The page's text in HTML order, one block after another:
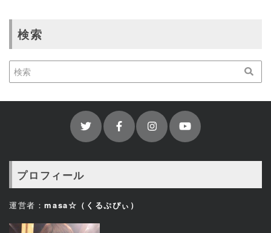
検索
プロフィール
運営者：masa☆（くるぷぴぃ）